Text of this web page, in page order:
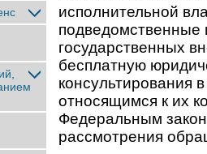
исполнительной
подведомственные
государственных
бесплатную
консультирования
относящимся к их
Федеральным
рассмотрения